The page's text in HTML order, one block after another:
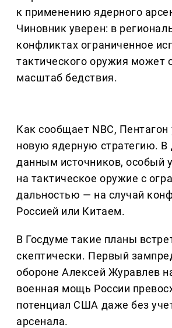
к применению ядерного
Чиновник уверен: в
конфликтах ограниченное
тактического оружия может
масштаб бедствия.
Как сообщает NBC, Пентагон
новую ядерную стратегию. В
данным источников, особый
на тактическое оружие с
дальностью — на случай
Россией или Китаем.
В Госдуме такие планы
скептически. Первый
обороне Алексей Журавлев
военная мощь России
потенциал США даже без
арсенала.